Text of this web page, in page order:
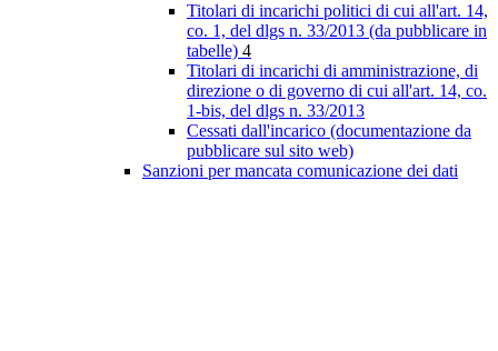
Titolari di incarichi politici di cui all'art. 14,
co. 1, del dlgs n. 33/2013 (da pubblicare in
tabelle) 4
Titolari di incarichi di amministrazione, di
direzione o di governo di cui all'art. 14, co.
1-bis, del dlgs n. 33/2013
Cessati dall'incarico (documentazione da
pubblicare sul sito web)
Sanzioni per mancata comunicazione dei dati